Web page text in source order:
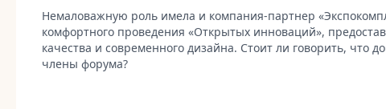
Немаловажную роль имела и компания-партнер
комфортного проведения «Открытых инноваций»,
качества и современного дизайна. Стоит ли говорить, что
члены форума?